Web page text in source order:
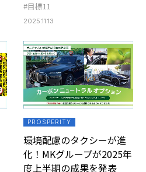
#目標11
2025.11.13
PROSPERITY
環境配慮のタクシーが進
化！MKグループが2025年
度上半期の成果を発表